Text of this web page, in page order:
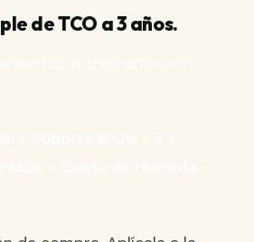
de TCO a 3 años.